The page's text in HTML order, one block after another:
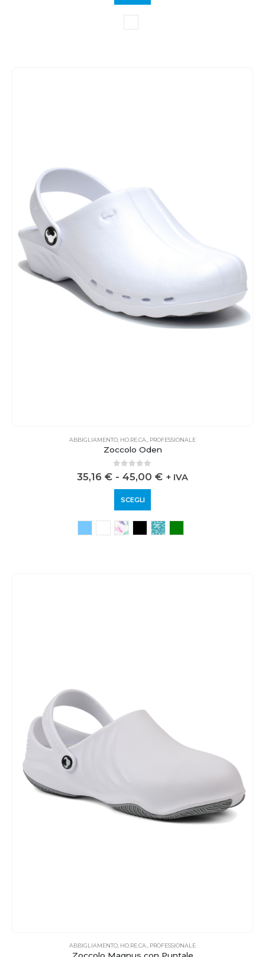
ABBIGLIAMENTO HO.RE.CA. PROFESSIONALE
Zoccolo Oden
out of 5
35,16 € - 45,00 € + IVA
SCEGLI
ABBIGLIAMENTO, HO.RE.CA., PROFESSIONALE